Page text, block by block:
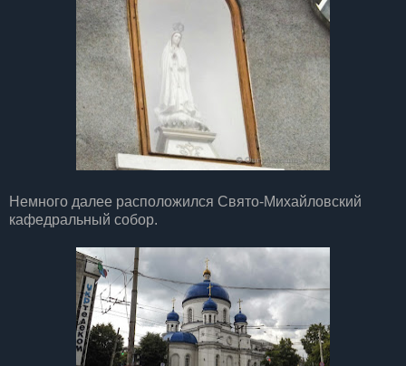
Немного далее расположился Свято-Михайловский
кафедральный собор.